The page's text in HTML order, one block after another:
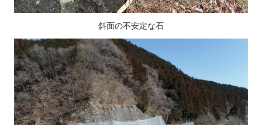
斜面の不安定な石